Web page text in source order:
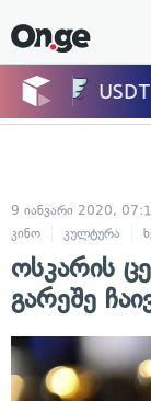
9 იანვარი 2020,
კინო
კულტურა
ოსკარის
გარეშე